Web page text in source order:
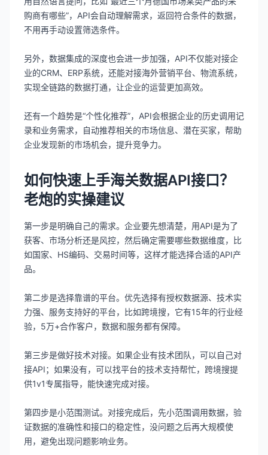
购商有哪些”，API会自动理解需求，返回符合条件的数据，
不用再手动设置筛选条件。
另外，数据集成的深度也会进一步加强，API不仅能对接企
业的CRM、ERP系统，还能对接海外营销平台、物流系统，
实现全链路的数据打通，让企业的运营更加高效。
还有一个趋势是“个性化推荐”，API会根据企业的历史调用记
录和业务需求，自动推荐相关的市场信息、潜在买家，帮助
企业发现新的市场机会，提升竞争力。
如何快速上手海关数据API接口？
老炮的实操建议
第一步是明确自己的需求。企业要先想清楚，用API是为了
获客、市场分析还是风控，然后确定需要哪些数据维度，比
如国家、HS编码、交易时间等，这样才能选择合适的API产
品。
第二步是选择靠谱的平台。优先选择有授权数据源、技术实
力强、服务支持好的平台，比如跨境搜，它有15年的行业经
验，5万+合作客户，数据和服务都有保障。
第三步是做好技术对接。如果企业有技术团队，可以自己对
接API；如果没有，可以找平台的技术支持帮忙，跨境搜提
供1v1专属指导，能快速完成对接。
第四步是小范围测试。对接完成后，先小范围调用数据，验
证数据的准确性和接口的稳定性，没问题之后再大规模使
用，避免出现问题影响业务。